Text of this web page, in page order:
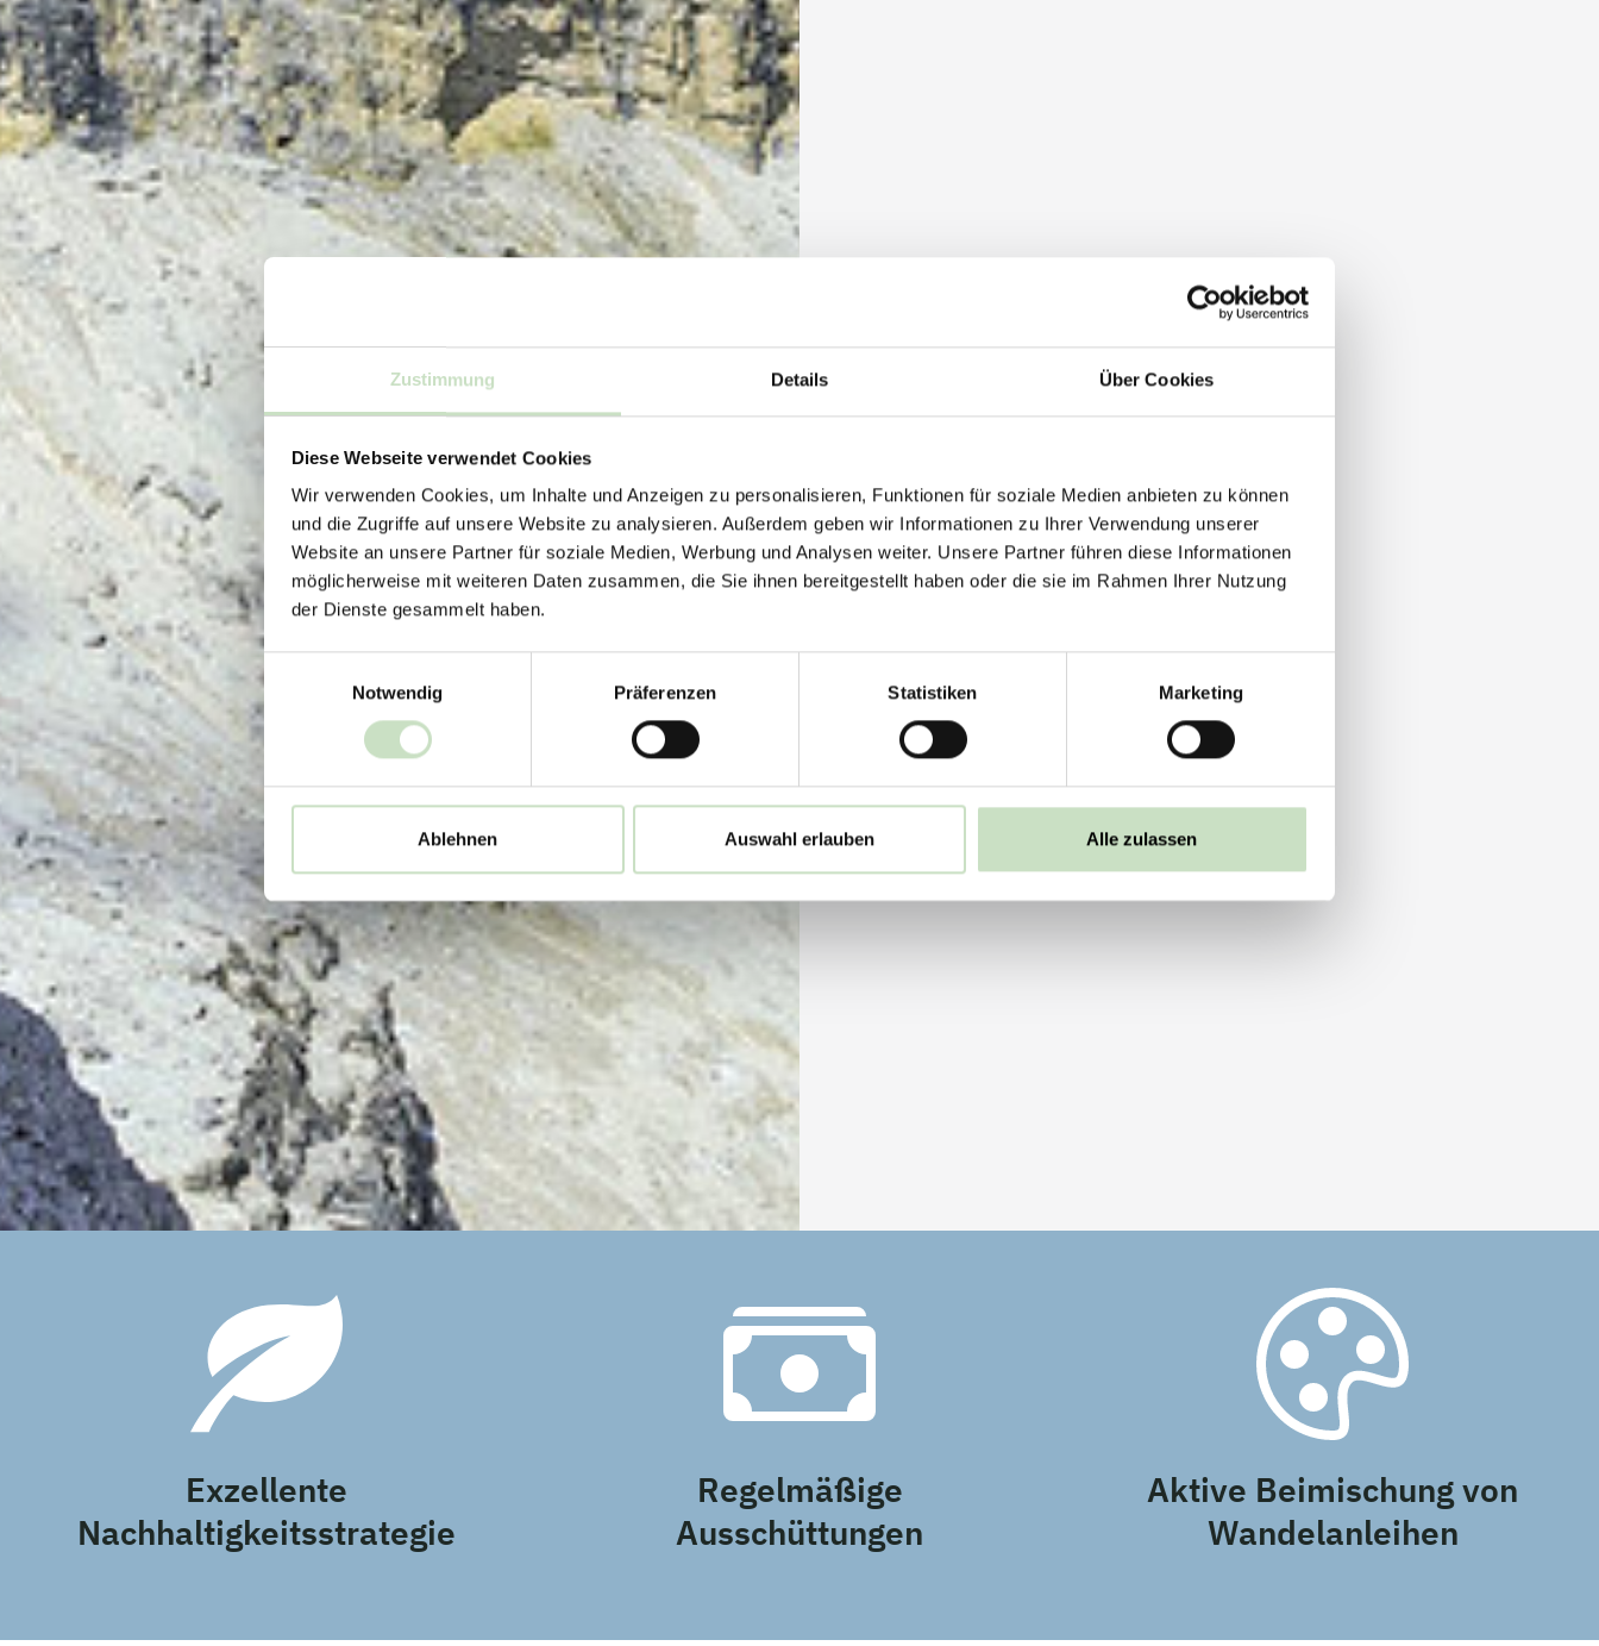
Zustimmung Details Über Cookies
Diese Webseite verwendet Cookies
Wir verwenden Cookies, um Inhalte und Anzeigen zu personalisieren, Funktionen für soziale Medien anbieten zu können
und die Zugriffe auf unsere Website zu analysieren. Außerdem geben wir Informationen zu Ihrer Verwendung unserer
Website an unsere Partner für soziale Medien, Werbung und Analysen weiter. Unsere Partner führen diese Informationen
möglicherweise mit weiteren Daten zusammen, die Sie ihnen bereitgestellt haben oder die sie im Rahmen Ihrer Nutzung
der Dienste gesammelt haben.
Notwendig
Präferenzen Statistiken Marketing
Ablehnen Auswahl erlauben Alle zulassen
Exzellente
Nachhaltigkeitsstrategie
Regelmäßige
Ausschüttungen
Aktive Beimischung von
Wandelanleihen